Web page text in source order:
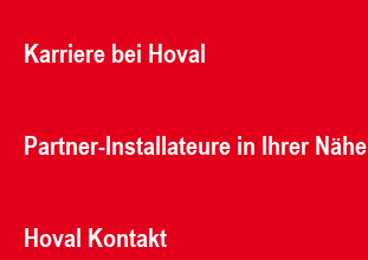
Karriere bei Hoval
Partner-Installateure in Ihrer Nähe
Hoval Kontakt